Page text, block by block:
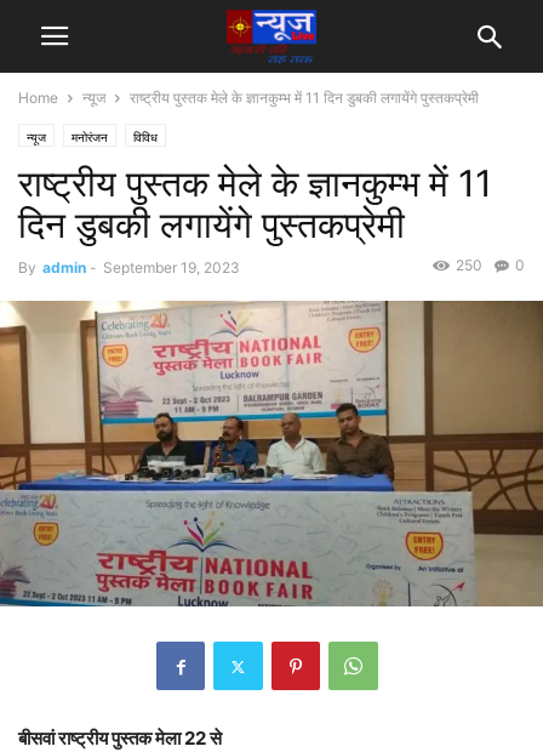
Home न्यूज राष्ट्रीय पुस्तक मेले के ज्ञानकुम्भ में 11 दिन डुबकी लगायेंगे पुस्तकप्रेमी
न्यूज मनोरंजन विविध
राष्ट्रीय पुस्तक मेले के ज्ञानकुम्भ में 11
दिन डुबकी लगायेंगे पुस्तकप्रेमी
By admin - September 19, 2023 0
250
बीसवां राष्ट्रीय पुस्तक मेला 22 से